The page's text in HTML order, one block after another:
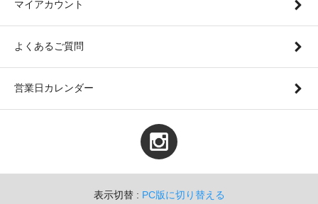
マイアカウント
よくあるご質問
営業日カレンダー
表示切替 : PC版に切り替える